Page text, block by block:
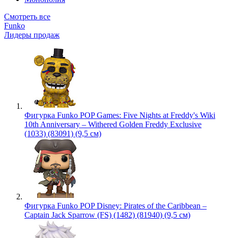
Смотреть все
Funko
Лидеры продаж
Фигурка Funko POP Games: Five Nights at Freddy's Wiki
10th Anniversary – Withered Golden Freddy Exclusive
(1033) (83091) (9,5 см)
Фигурка Funko POP Disney: Pirates of the Caribbean –
Captain Jack Sparrow (FS) (1482) (81940) (9,5 см)